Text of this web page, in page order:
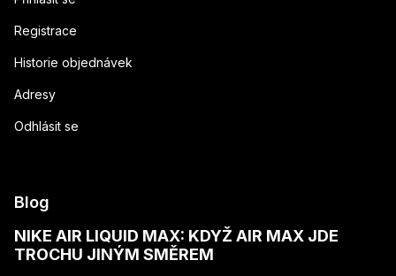
Registrace
Historie objednávek
Adresy
Odhlásit se
Blog
NIKE AIR LIQUID MAX: KDYŽ AIR MAX JDE
TROCHU JINÝM SMĚREM